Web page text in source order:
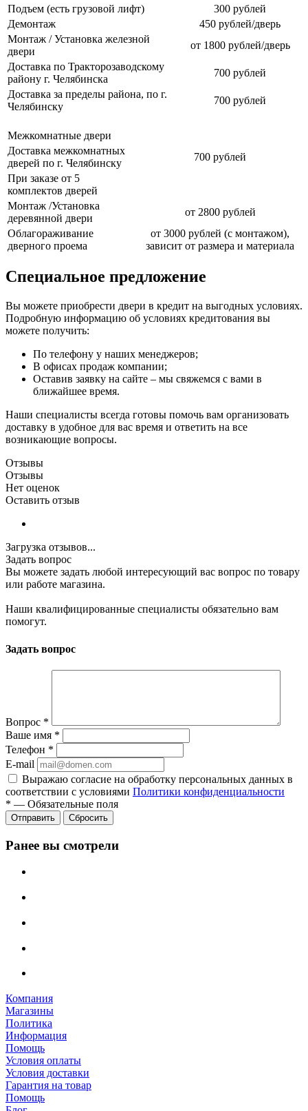
Подъем (есть грузовой лифт)
300 рублей
Демонтаж
450 рублей/дверь
Монтаж / Установка железной
двери
от 1800 рублей/дверь
Доставка по Тракторозаводскому
району г. Челябинска
700 рублей
Доставка за пределы района, по г.
Челябинску
700 рублей
Межкомнатные двери
Доставка межкомнатных
дверей по г. Челябинску
700 рублей
При заказе от 5
комплектов дверей
Монтаж /Установка
деревянной двери
от 2800 рублей
Облагораживание
дверного проема
от 3000 рублей (с монтажом),
зависит от размера и материала
Специальное предложение
Вы можете приобрести двери в кредит на выгодных условиях.
Подробную информацию об условиях кредитования вы
можете получить:
По телефону у наших менеджеров;
В офисах продаж компании;
Оставив заявку на сайте – мы свяжемся с вами в
ближайшее время.
Наши специалисты всегда готовы помочь вам организовать
доставку в удобное для вас время и ответить на все
возникающие вопросы.
Отзывы
Отзывы
Нет оценок
Оставить отзыв
Загрузка отзывов...
Задать вопрос
Вы можете задать любой интересующий вас вопрос по товару
или работе магазина.
Наши квалифицированные специалисты обязательно вам
помогут.
Задать вопрос
Вопрос *
Ваше имя *
Телефон *
E-mail
Выражаю согласие на обработку персональных данных в
соответствии с условиями Политики конфиденциальности
* — Обязательные поля
Отправить Сбросить
Ранее вы смотрели
Компания
Магазины
Политика
Информация
Помощь
Условия оплаты
Условия доставки
Гарантия на товар
Помощь